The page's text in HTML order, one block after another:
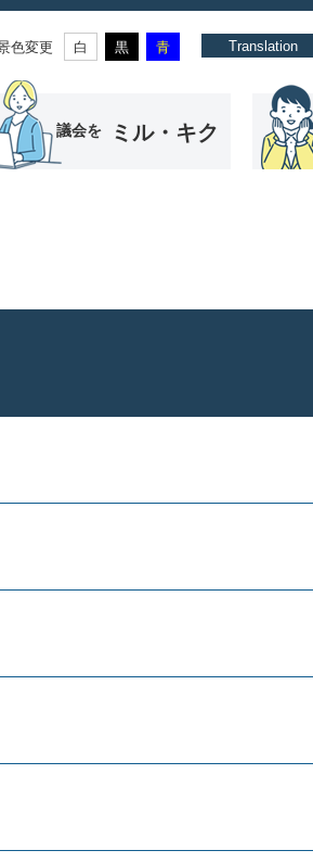
色変更 白 黒 青 Translation
議会を ミル・キク